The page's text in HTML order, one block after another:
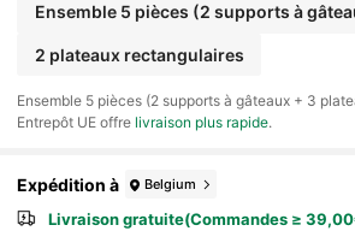
Ensemble 5 pièces (2 supports à
2 plateaux rectangulaires
​Ensemble 5 pièces (2 supports à gâteaux + 3
Entrepôt UE offre livraison plus rapide.
Expédition à Belgium
Livraison gratuite(Commandes ≥